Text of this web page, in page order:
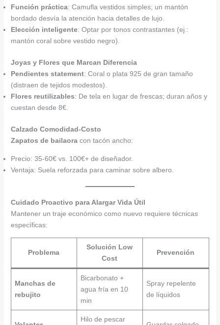
Función práctica: Camufla vestidos simples; un mantón
bordado desvía la atención hacia detalles de lujo.
Elección inteligente: Optar por tonos contrastantes (ej.:
mantón coral sobre vestido negro).
Joyas y Flores que Marcan Diferencia
Pendientes statement: Coral o plata 925 de gran tamaño
(distraen de tejidos modestos).
Flores reutilizables: De tela en lugar de frescas; duran años y
cuestan desde 8€.
Calzado Comodidad-Costo
Zapatos de bailaoracon tacón ancho:
Precio: 35-60€ vs. 100€+ de diseñador.
Ventaja: Suela reforzada para caminar sobre albero.
Cuidado Proactivo para Alargar Vida Útil
Mantener un traje económico como nuevo requiere técnicas
específicas:
Problema
Solución Low
Cost
Prevención
Manchas de
rebujito
Bicarbonato +
agua fría en 10
min
Spray repelente
de líquidos
Hilo de pescar